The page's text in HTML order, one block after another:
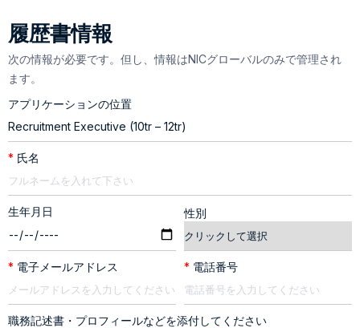
履歴書情報
次の情報が必要です。但し、情報はNICグローバルのみで管理され
ます。
アプリケーションの位置
* 氏名
生年月日 性別
* 電子メールアドレス * 電話番号
職務記述書・プロフィールなどを添付してください